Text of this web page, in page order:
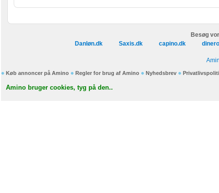
Besøg
Danløn.dk
Saxis.dk capino.dk
Køb annoncer på Amino Regler for brug af Amino Nyhedsbrev
Amino bruger cookies, tyg på den..